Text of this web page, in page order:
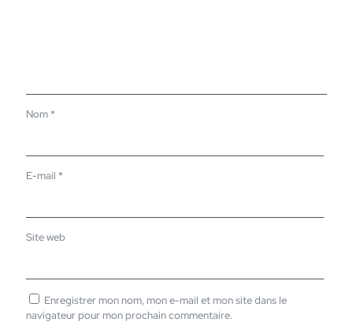
Nom *
E-mail *
Site web
Enregistrer mon nom, mon e-mail et mon site dans le
navigateur pour mon prochain commentaire.